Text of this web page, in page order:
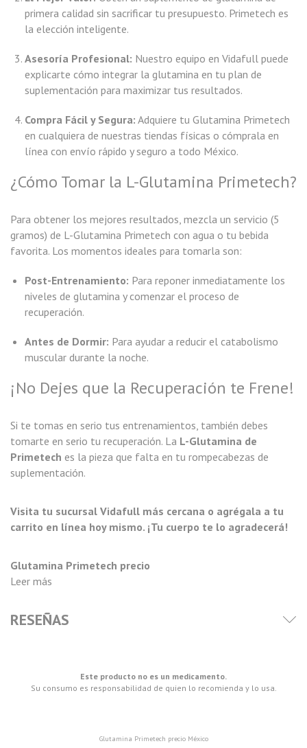
primera calidad sin sacrificar tu presupuesto. Primetech es
la elección inteligente.
Asesoría Profesional: Nuestro equipo en Vidafull puede
explicarte cómo integrar la glutamina en tu plan de
suplementación para maximizar tus resultados.
Compra Fácil y Segura: Adquiere tu Glutamina Primetech
en cualquiera de nuestras tiendas físicas o cómprala en
línea con envío rápido y seguro a todo México.
¿Cómo Tomar la L-Glutamina Primetech?
Para obtener los mejores resultados, mezcla un servicio (5
gramos) de L-Glutamina Primetech con agua o tu bebida
favorita. Los momentos ideales para tomarla son:
Post-Entrenamiento: Para reponer inmediatamente los
niveles de glutamina y comenzar el proceso de
recuperación.
Antes de Dormir: Para ayudar a reducir el catabolismo
muscular durante la noche.
¡No Dejes que la Recuperación te Frene!
Si te tomas en serio tus entrenamientos, también debes
tomarte en serio tu recuperación. La L-Glutamina de
Primetech es la pieza que falta en tu rompecabezas de
suplementación.
Visita tu sucursal Vidafull más cercana o agrégala a tu
carrito en línea hoy mismo. ¡Tu cuerpo te lo agradecerá!
Glutamina Primetech precio
Leer más
RESEÑAS
Este producto no es un medicamento.
Su consumo es responsabilidad de quien lo recomienda y lo usa.
Glutamina Primetech precio México